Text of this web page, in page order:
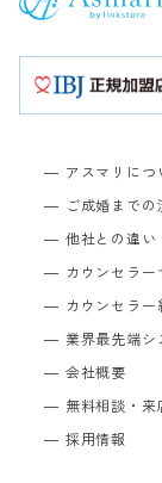
アスマリにつ
ご成婚までの
他社との違い
カウンセラー
カウンセラー
業界最先端シ
会社概要
無料相談・来
採用情報